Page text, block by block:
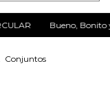
Bueno, Bonito
Conjuntos